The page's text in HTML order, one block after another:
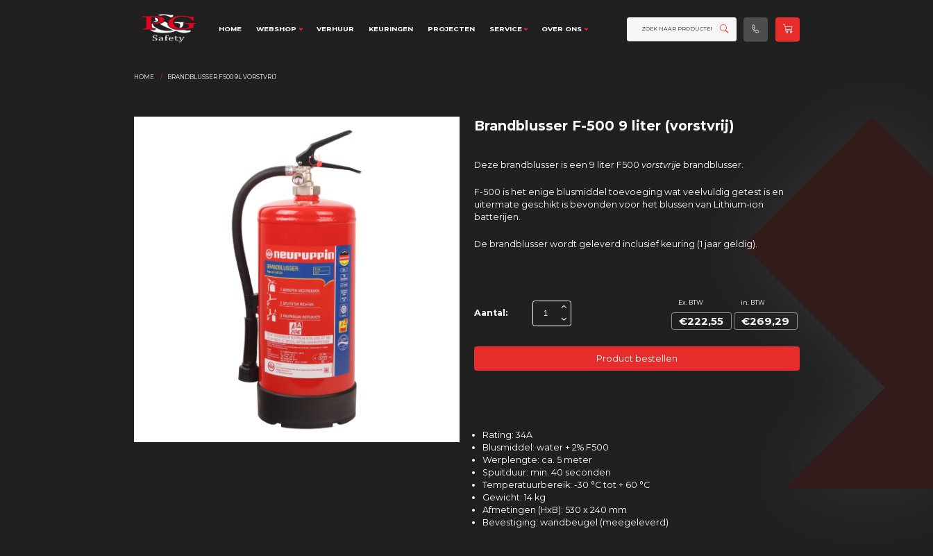
HOME WEBSHOP VERHUUR KEURINGEN PROJECTEN SERVICE OVER ONS
HOME BRANDBLUSSER F500 9L VORSTVRIJ
Brandblusser F-500 9 liter (vorstvrij)
Deze brandblusser is een 9 liter F500 vorstvrije brandblusser.
F-500 is het enige blusmiddel toevoeging wat veelvuldig getest is en
uitermate geschikt is bevonden voor het blussen van Lithium-ion
batterijen.
De brandblusser wordt geleverd inclusief keuring (1 jaar geldig).
Aantal:
Ex. BTW in. BTW
€222,55 €269,29
Product bestellen
Rating: 34A
Blusmiddel: water + 2% F500
Werplengte: ca. 5 meter
Spuitduur: min. 40 seconden
Temperatuurbereik: -30 °C tot + 60 °C
Gewicht: 14 kg
Afmetingen (HxB): 530 x 240 mm
Bevestiging: wandbeugel (meegeleverd)